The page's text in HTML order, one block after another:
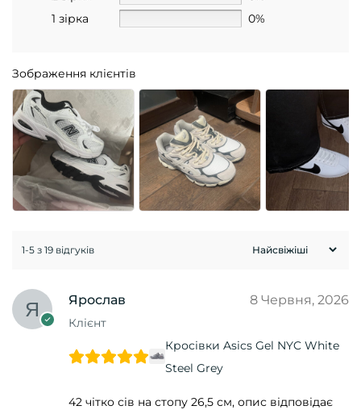
1 зірка
0%
Зображення клієнтів
1-5 з 19 відгуків
Ярослав
Клієнт
8 Червня, 2026
Кросівки Asics Gel NYC White
Steel Grey
42 чітко сів на стопу 26,5 см, опис відповідає